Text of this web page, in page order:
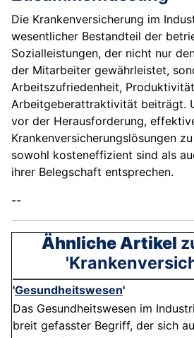
Die Krankenversicherung im
wesentlicher Bestandteil der
Sozialleistungen, der nicht nur
der Mitarbeiter gewährleistet,
Arbeitszufriedenheit,
Arbeitgeberattraktivität beiträgt.
vor der Herausforderung,
Krankenversicherungslösungen
sowohl kosteneffizient sind als
ihrer Belegschaft entsprechen.
--
Ähnliche Artikel
'Gesundheitswesen'
Das Gesundheitswesen im
breit gefasster Begriff, der sich